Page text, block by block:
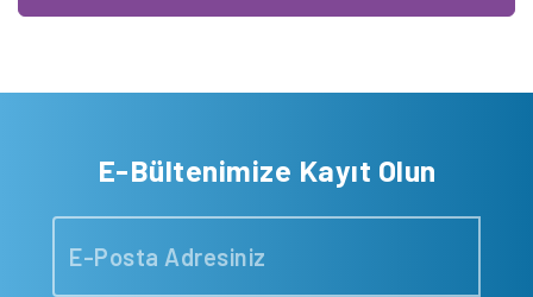
E-Bültenimize Kayıt Olun